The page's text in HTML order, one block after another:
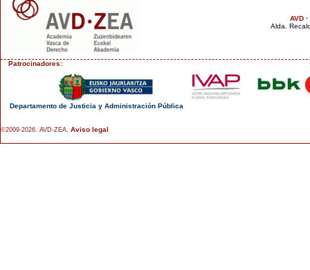
AVD
Alda.
Patrocinadores:
Departamento de Justicia y Administración Pública
©2009-2026. AVD-ZEA. Aviso legal